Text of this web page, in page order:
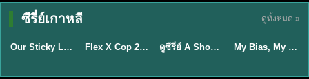
ซีรี่ย์เกาหลี ดูทั้งหมด »
★6
ซับไทย
Our Sticky Love รักติดหนึบ (2026) พากย์ไทย ซับไทย EP.1-12 ★8 Flex X Cop 2 คุณชายสายสืบ ซีซั่น 2 (2026) พากย์ไทย ซับไทย EP.1-14 ★8 EP.16ดูซีรี่ย์ A Shop for Killers 2 ร้านลับนักฆ่า ซีซัน 2 (2026) ซับไทย-พากย์ไทย
ซับไทย
My Bias, My Boss เมื่อเมนฉันเป็นประธานบริษัท (2026) พากย์ไทย ซับไทย EP.1-12